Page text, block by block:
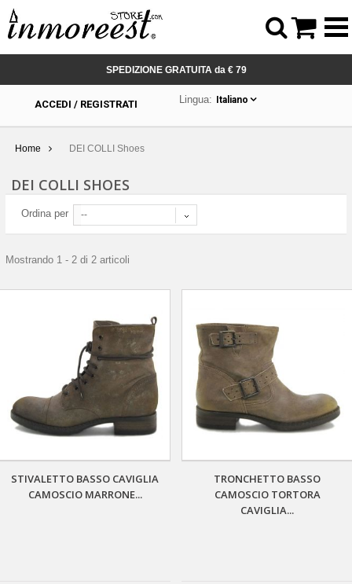
SPEDIZIONE GRATUITA da € 79
ACCEDI / REGISTRATI Lingua: Italiano
Home DEI COLLI Shoes
DEI COLLI SHOES
Ordina per --
Mostrando 1 - 2 di 2 articoli
STIVALETTO BASSO CAVIGLIA
CAMOSCIO MARRONE...
TRONCHETTO BASSO
CAMOSCIO TORTORA
CAVIGLIA...
 